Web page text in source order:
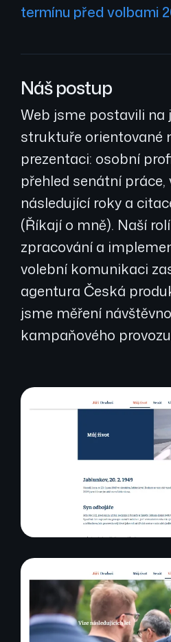
termínu před volbami
Náš postup
Web jsme postavili na
struktuře orientované
prezentaci: osobní
přehled senátní práce,
následující roky a
(Říkají o mně). Naší
zpracování a
volební komunikaci
agentura Česká
jsme měření
kampaňového